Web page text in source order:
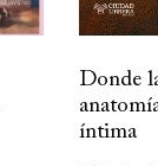
Donde
íntima